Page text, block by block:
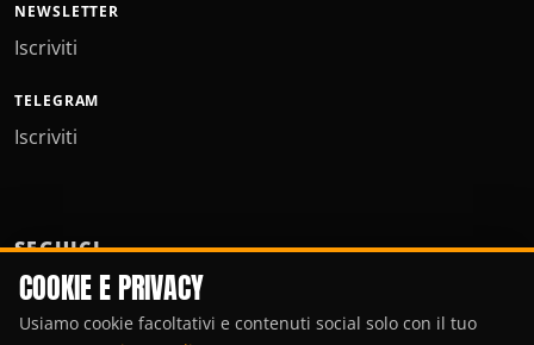
NEWSLETTER
Iscriviti
TELEGRAM
Iscriviti
SEGUICI
COOKIE E PRIVACY
Usiamo cookie facoltativi e contenuti social solo con il tuo